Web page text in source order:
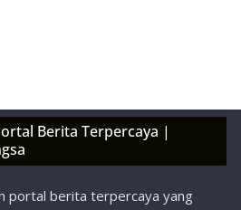
Berita Terpercaya |
portal berita terpercaya yang